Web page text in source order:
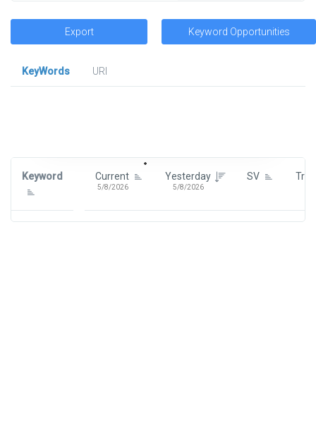
Export Keyword Opportunities
KeyWords
URl
Keyword Current
5/8/2026
Yesterday
5/8/2026
SV